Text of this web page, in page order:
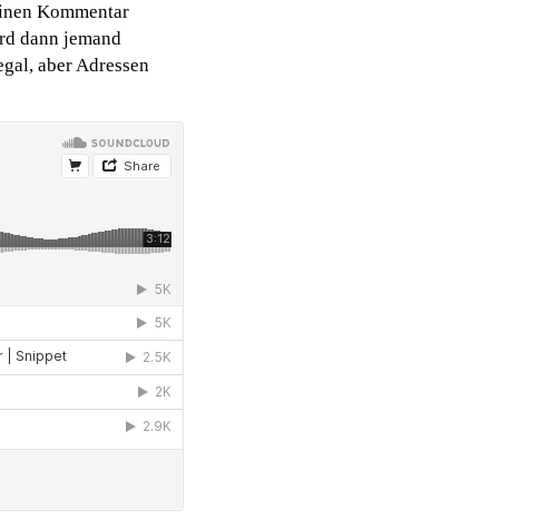
Kommentar
dann jemand
aber Adressen